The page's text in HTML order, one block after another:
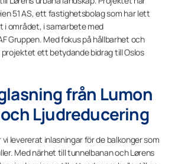
51 AS, ett fastighetsbolag som har lett
i området, i samarbete med
Gruppen. Med fokus på hållbarhet och
ett betydande bidrag till Oslos
från Lumon
Ljudreducering
vi levererat inlasningar för de balkonger som
Med närhet till tunnelbanan och Lørens